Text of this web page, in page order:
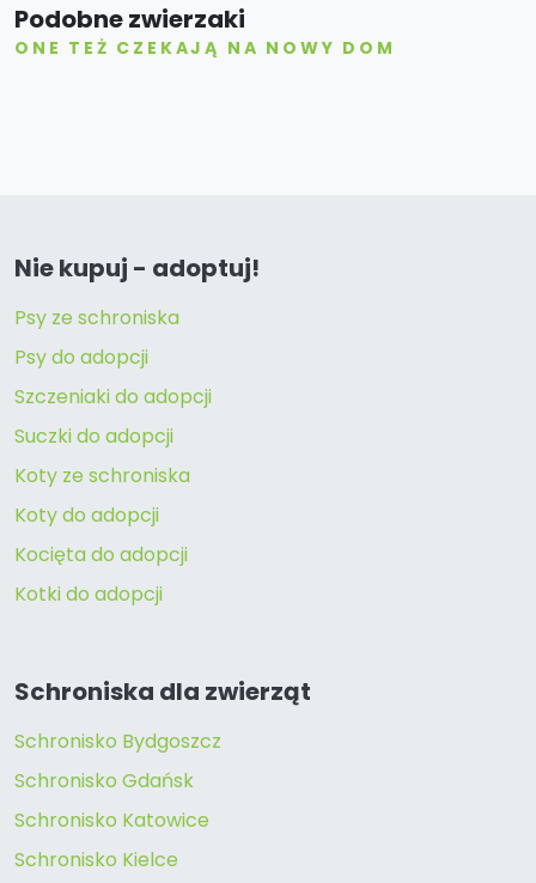
Podobne zwierzaki
ONE TEŻ CZEKAJĄ NA NOWY DOM
Nie kupuj - adoptuj!
Psy ze schroniska
Psy do adopcji
Szczeniaki do adopcji
Suczki do adopcji
Koty ze schroniska
Koty do adopcji
Kocięta do adopcji
Kotki do adopcji
Schroniska dla zwierząt
Schronisko Bydgoszcz
Schronisko Gdańsk
Schronisko Katowice
Schronisko Kielce